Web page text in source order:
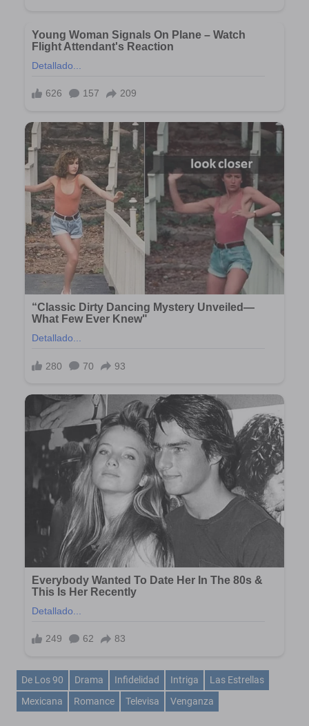
De Los 90 Drama Infidelidad Intriga
Las Estrellas
Mexicana
Romance Televisa Venganza